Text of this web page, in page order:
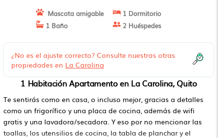
Mascota amigable
1 Dormitorio
1 Baño
2 Huéspedes
¿No es el ajuste correcto? Consulte nuestras otras
propiedades en La Carolina
1 Habitación Apartamento en La Carolina, Quito
Te sentirás como en casa, o incluso mejor, gracias a detalles
como un frigorífico y una placa de cocina, además de wifi
gratis y una lavadora/secadora. Y eso por no mencionar las
toallas, los utensilios de cocina, la tabla de planchar y el